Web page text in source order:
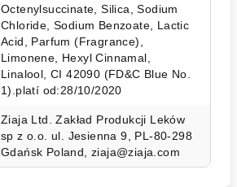
Octenylsuccinate, Silica, Sodium
Chloride, Sodium Benzoate, Lactic
Acid, Parfum (Fragrance),
Limonene, Hexyl Cinnamal,
Linalool, CI 42090 (FD&C Blue No.
1).platí od:28/10/2020
Ziaja Ltd. Zakład Produkcji Leków
sp z o.o. ul. Jesienna 9, PL-80-298
Gdańsk Poland, ziaja@ziaja.com